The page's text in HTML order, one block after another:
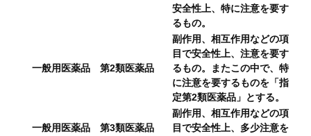
安全性上、特に注意を要す
るもの。
一般用医薬品 第2類医薬品
副作用、相互作用などの項
目で安全性上、注意を要す
るもの。またこの中で、特
に注意を要するものを「指
定第2類医薬品」とする。
一般用医薬品 第3類医薬品
副作用、相互作用などの項
目で安全性上、多少注意を